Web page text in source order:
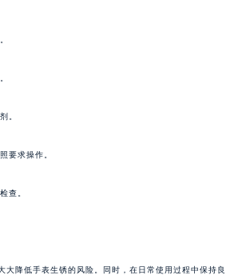
。
要求操作。
查。
大降低手表生锈的风险。同时，在日常使用过程中保持良